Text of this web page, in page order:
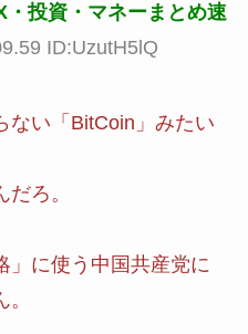
投資・マネーまとめ速
ID:UzutH5lQ
ない「BitCoin」みたい
ろ。
」に使う中国共産党に